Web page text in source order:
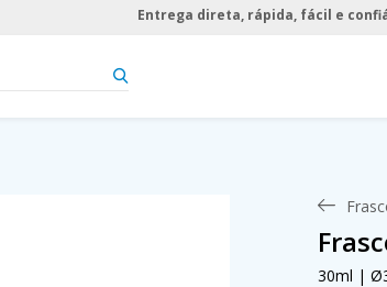
Entrega direta, rápida, fácil e
30ml |